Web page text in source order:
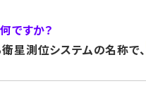
ですか？
星測位システムの名称で、